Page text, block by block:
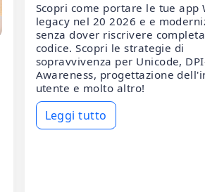
Scopri come portare le tue app
legacy nel 20 2026 e e
senza dover riscrivere
codice. Scopri le strategie di
sopravvivenza per Unicode,
Awareness, progettazione
utente e molto altro!
Leggi tutto